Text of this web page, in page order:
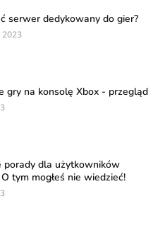
serwer dedykowany do gier?
2023
gry na konsolę Xbox - przegląd
porady dla użytkowników
tym mogłeś nie wiedzieć!